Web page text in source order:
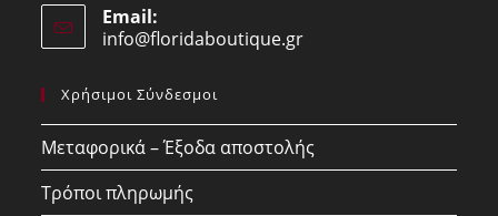
application
in
your
Email:
info@floridaboutique.grOpens
Χρήσιμοι Σύνδεσμοι
Μεταφορικά – Έξοδα αποστολής
Τρόποι πληρωμής